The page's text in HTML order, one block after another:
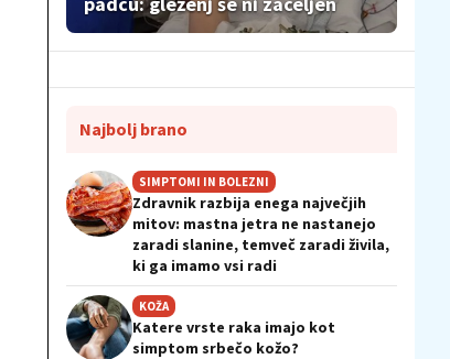
Najbolj brano
SIMPTOMI IN BOLEZNI
Zdravnik razbija enega največjih
mitov: mastna jetra ne nastanejo
zaradi slanine, temveč zaradi živila,
ki ga imamo vsi radi
KOŽA
Katere vrste raka imajo kot
simptom srbečo kožo?